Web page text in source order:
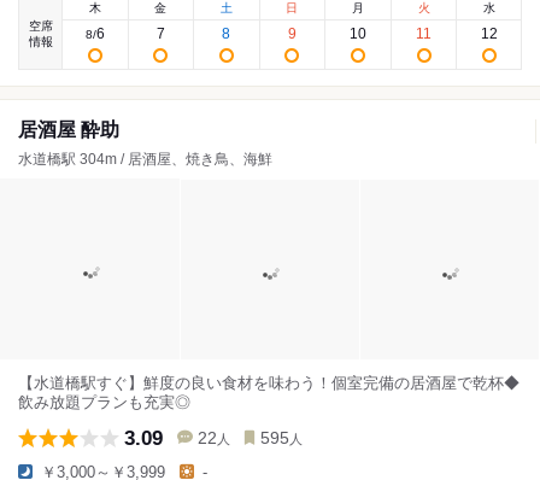
空席
情報
木
8/6
金
7
土
8
日
9
月
10
火
11
水
12
居酒屋 酔助
水道橋駅 304m / 居酒屋、焼き鳥、海鮮
【水道橋駅すぐ】鮮度の良い食材を味わう！個室完備の居酒屋で乾杯◆
飲み放題プランも充実◎
3.09 22 人 595 人
￥3,000～￥3,999 -